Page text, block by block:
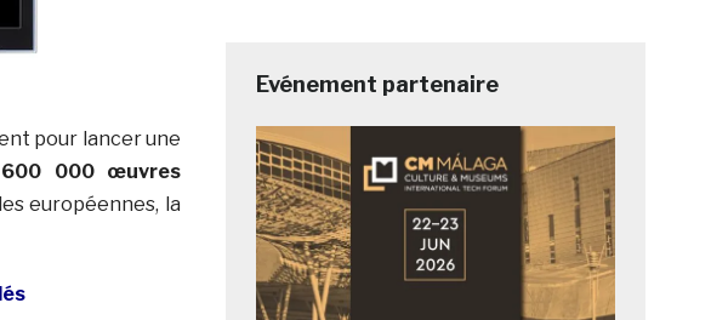
pour lancer une
600 000 œuvres
européennes, la
Evénement partenaire